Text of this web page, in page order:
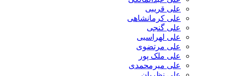
علی قریبی
علی کرمانشاهی
علی گنجی
علی لهراسبی
علی مرتضوی
علی ملک پور
علی میرمحمدی